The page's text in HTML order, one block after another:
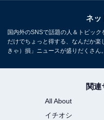
ネッ
国内外のSNSで話題の人＆トピッ
だけでちょっと得する、なんだか
きゃ）損」ニュースが盛りだくさん。
関連
All About
イチオシ